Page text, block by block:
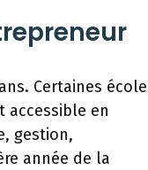
Certaines
accessible en
gestion,
année de la